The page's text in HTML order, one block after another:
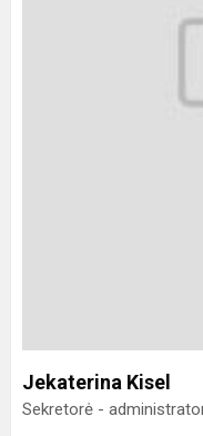
Jekaterina Kisel
Sekretorė -